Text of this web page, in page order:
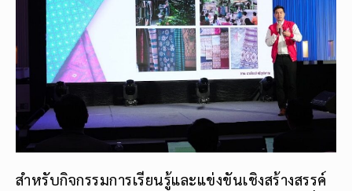
สำหรับกิจกรรมการเรียนรู้และแข่งขันเชิงสร้างสรรค์